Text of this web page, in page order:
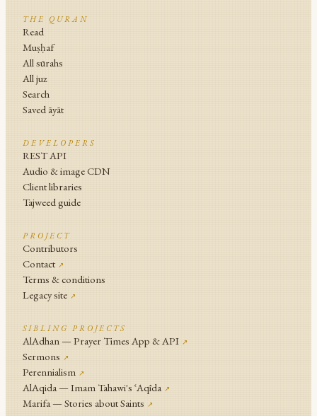
THE QURAN
Read
Muṣḥaf
All sūrahs
All juz
Search
Saved āyāt
DEVELOPERS
REST API
Audio & image CDN
Client libraries
Tajweed guide
PROJECT
Contributors
Contact ↗
Terms & conditions
Legacy site ↗
SIBLING PROJECTS
AlAdhan — Prayer Times App & API ↗
Sermons ↗
Perennialism ↗
AlAqida — Imam Tahawi's ʿAqīda ↗
Marifa — Stories about Saints ↗